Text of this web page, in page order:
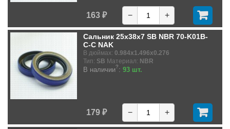
163 ₽ − +
Сальник 25x38x7 SB NBR 70-K01B-
C-C NAK
В дюймах: 0.984x1.496x0.276
Тип: SB Материал: NBR
В наличии?: 93 шт.
179 ₽ − +